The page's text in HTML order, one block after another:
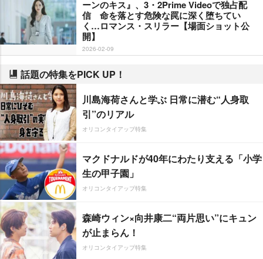
ーンのキス』、3・2Prime Videoで独占配
信 命を落とす危険な罠に深く堕ちてい
く…ロマンス・スリラー【場面ショット公
開】
2026-02-09
話題の特集をPICK UP！
川島海荷さんと学ぶ 日常に潜む“人身取
引”のリアル
オリコンタイアップ特集
マクドナルドが40年にわたり支える「小学
生の甲子園」
オリコンタイアップ特集
森崎ウィン×向井康二“両片思い”にキュン
が止まらん！
オリコンタイアップ特集